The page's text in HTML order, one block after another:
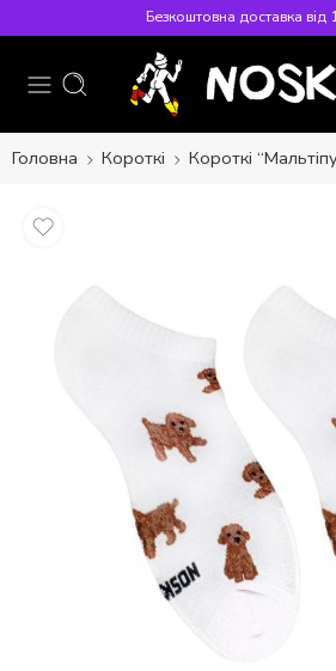
Безкоштовна доставка від
Головна Короткі Короткі